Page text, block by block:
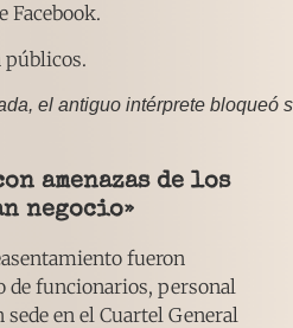
Facebook.
públicos.
el antiguo intérprete bloqueó
amenazas de los
negocio»
fueron
funcionarios, personal
en el Cuartel General